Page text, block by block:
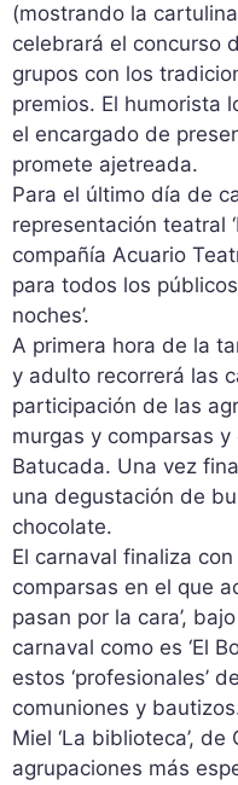
(mostrando la
celebrará el concurso
grupos con los
premios. El humorista
el encargado de
promete ajetreada.
Para el último día de
representación teatral
compañía Acuario
para todos los
noches’.
A primera hora de la
y adulto recorrerá las
participación de las
murgas y comparsas
Batucada. Una vez
una degustación de
chocolate.
El carnaval finaliza
comparsas en el que
pasan por la cara’,
carnaval como es ‘El
estos ‘profesionales’
comuniones y
Miel ‘La biblioteca’,
agrupaciones más